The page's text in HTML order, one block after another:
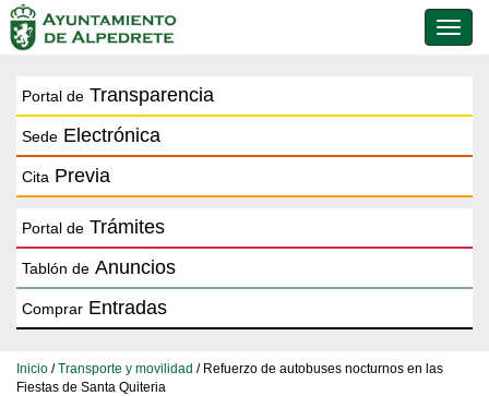
de
Portal de Transparencia
Sede Electrónica
Cita Previa
Portal de Trámites
Tablón de Anuncios
Comprar Entradas
Inicio /Transporte y movilidad / Refuerzo de autobuses nocturnos en las
Fiestas de Santa Quiteria